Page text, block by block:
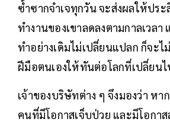
ซ้ำซากจำเจทุกวัน จะส่งผลให้ปร
ทำงานของเขาลดลงตามกาลเวลา
ทำอย่างเดิมไม่เปลี่ยนแปลก ก็จะ
ฝีมือตนเองให้ทันต่อโลกที่เปลี่ยนไ
เจ้าของบริษัทต่าง ๆ จึงมองว่า หา
คนที่มีโอกาสเจ็บป่วย และมีโอกา